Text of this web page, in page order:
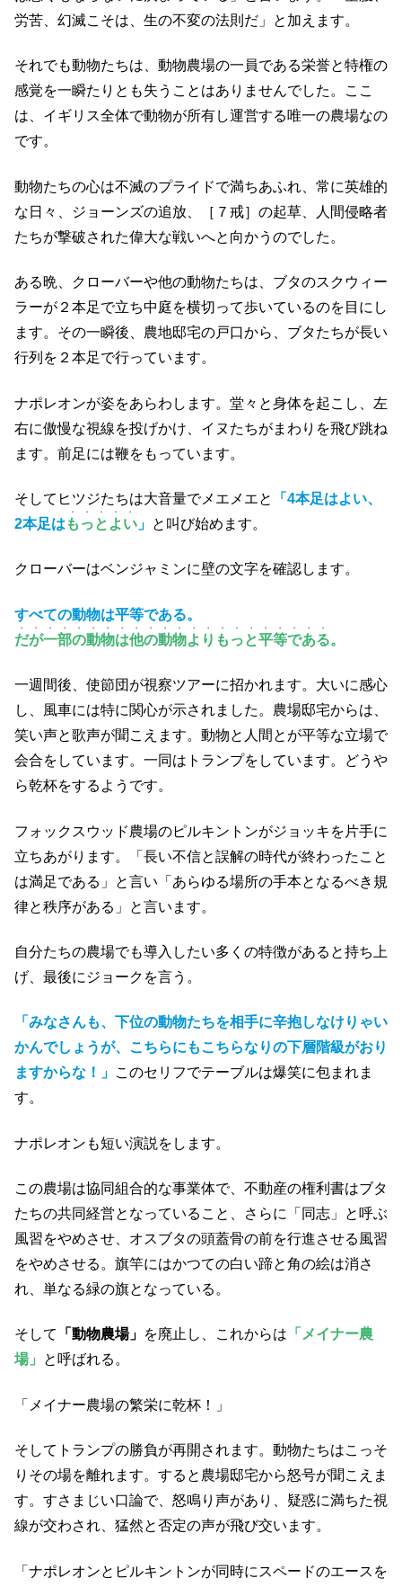
労苦、幻滅こそは、生の不変の法則だ」と加えます。
それでも動物たちは、動物農場の一員である栄誉と特権の
感覚を一瞬たりとも失うことはありませんでした。ここ
は、イギリス全体で動物が所有し運営する唯一の農場なの
です。
動物たちの心は不滅のプライドで満ちあふれ、常に英雄的
な日々、ジョーンズの追放、［７戒］の起草、人間侵略者
たちが撃破された偉大な戦いへと向かうのでした。
ある晩、クローバーや他の動物たちは、ブタのスクウィー
ラーが２本足で立ち中庭を横切って歩いているのを目にし
ます。その一瞬後、農地邸宅の戸口から、ブタたちが長い
行列を２本足で行っています。
ナポレオンが姿をあらわします。堂々と身体を起こし、左
右に傲慢な視線を投げかけ、イヌたちがまわりを飛び跳ね
ます。前足には鞭をもっています。
そしてヒツジたちは大音量でメエメエと
「4本足はよい、
2本足は もっとよい
・・・・・
」 と叫び始めます。
クローバーはベンジャミンに壁の文字を確認します。
すべての動物は平等である。
だが一部の動物は他の動物よりもっと平等である
・・・・・・・・・・・・・・・・・・・・・・
。
一週間後、使節団が視察ツアーに招かれます。大いに感心
し、風車には特に関心が示されました。農場邸宅からは、
笑い声と歌声が聞こえます。動物と人間とが平等な立場で
会合をしています。一同はトランプをしています。どうや
ら乾杯をするようです。
フォックスウッド農場のピルキントンがジョッキを片手に
立ちあがります。「長い不信と誤解の時代が終わったこと
は満足である」と言い「あらゆる場所の手本となるべき規
律と秩序がある」と言います。
自分たちの農場でも導入したい多くの特徴があると持ち上
げ、最後にジョークを言う。
「みなさんも、下位の動物たちを相手に辛抱しなけりゃい
かんでしょうが、こちらにもこちらなりの下層階級がおり
ますからな！」 このセリフでテーブルは爆笑に包まれま
す。
ナポレオンも短い演説をします。
この農場は協同組合的な事業体で、不動産の権利書はブタ
たちの共同経営となっていること、さらに「同志」と呼ぶ
風習をやめさせ、オスブタの頭蓋骨の前を行進させる風習
をやめさせる。旗竿にはかつての白い蹄と角の絵は消さ
れ、単なる緑の旗となっている。
そして 「動物農場」 を廃止し、これからは 「メイナー農
場」
と呼ばれる。
「メイナー農場の繁栄に乾杯！」
そしてトランプの勝負が再開されます。動物たちはこっそ
りその場を離れます。すると農場邸宅から怒号が聞こえま
す。すさまじい口論で、怒鳴り声があり、疑惑に満ちた視
線が交わされ、猛然と否定の声が飛び交います。
「ナポレオンとピルキントンが同時にスペードのエースを